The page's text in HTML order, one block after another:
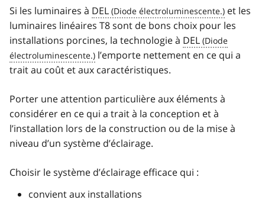
Si les luminaires à DEL
et les
luminaires linéaires T8 sont de bons choix pour les
installations porcines, la technologie à DEL
l’emporte nettement en ce qui a
trait au coût et aux caractéristiques.
Porter une attention particulière aux éléments à
considérer en ce qui a trait à la conception et à
l’installation lors de la construction ou de la mise à
niveau d’un système d’éclairage.
Choisir le système d’éclairage efficace qui :
convient aux installations